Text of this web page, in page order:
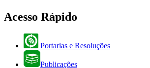
Acesso Rápido
Portarias e Resoluções
Publicações